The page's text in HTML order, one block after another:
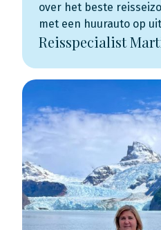
over het beste
met een huurauto op
Reisspecialist